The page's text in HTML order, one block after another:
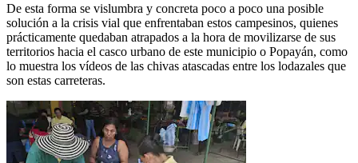
De esta forma se vislumbra y concreta poco a poco una posible
solución a la crisis vial que enfrentaban estos campesinos, quienes
prácticamente quedaban atrapados a la hora de movilizarse de sus
territorios hacia el casco urbano de este municipio o Popayán, como
lo muestra los vídeos de las chivas atascadas entre los lodazales que
son estas carreteras.